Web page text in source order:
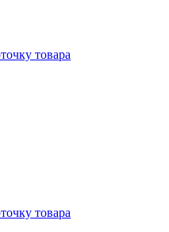
товара
товара